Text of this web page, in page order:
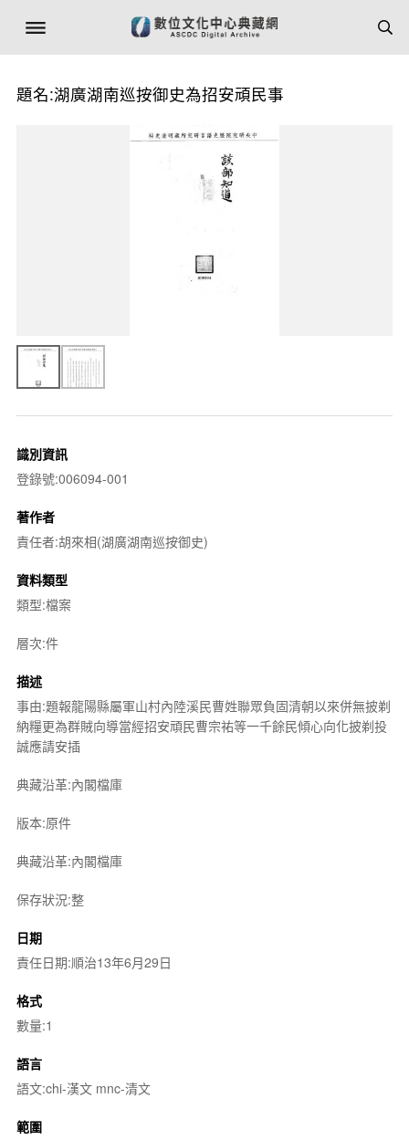
題名:湖廣湖南巡按御史為招安頑民事
識別資訊
登錄號:006094-001
著作者
責任者:胡來相(湖廣湖南巡按御史)
資料類型
類型:檔案
層次:件
描述
事由:題報龍陽縣屬軍山村內陸溪民曹姓聯眾負固清朝以來併無披剃
納糧更為群賊向導當經招安頑民曹宗祐等一千餘民傾心向化披剃投
誠應請安插
典藏沿革:內閣檔庫
版本:原件
典藏沿革:內閣檔庫
保存狀況:整
日期
責任日期:順治13年6月29日
格式
數量:1
語言
語文:chi-漢文 mnc-清文
範圍